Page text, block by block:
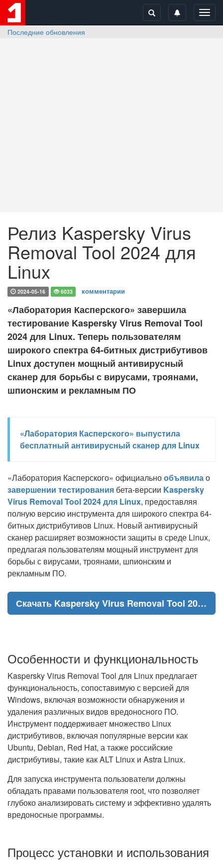
Последние обновления
Релиз Kaspersky Virus
Removal Tool 2024 для
Linux
2024-05-16 6033 комментарии
«Лаборатория Касперского» завершила
тестирование Kaspersky Virus Removal Tool
2024 для Linux. Теперь пользователям
широкого спектра 64-битных дистрибутивов
Linux доступен мощный антивирусный
сканер для борьбы с вирусами, троянами,
шпионским и рекламным ПО
«Лаборатория Касперского» выпустила
бесплатный антивирусный сканер для Linux
«Лаборатория Касперского» официальнообъявилао
завершении тестирования бета-версии Kaspersky
Virus Removal Tool 2024 для Linux, предоставляя
полную версию инструмента для широкого спектра 64-
битных дистрибутивов Linux. Новый антивирусный
сканер расширяет возможности защиты в среде Linux,
предлагая пользователям мощный инструмент для
борьбы с вирусами, троянами, шпионским и
рекламным ПО.
Скачать Kaspersky Virus Removal Tool 2024 для Linux
Особенности и функциональность
Kaspersky Virus Removal Tool для Linux предлагает
функциональность, сопоставимую с версией для
Windows, включая возможности обнаружения и
удаления различных видов вредоносного ПО.
Инструмент поддерживает множество Linux
дистрибутивов, включая популярные версии как
Ubuntu, Debian, Red Hat, а также российские
дистрибутивы, такие как ALT Linux и Astra Linux.
Для запуска инструмента пользователи должны
обладать правами пользователя root, что позволяет
глубоко анализировать систему и эффективно удалять
вредоносные программы.
Процесс установки и использования